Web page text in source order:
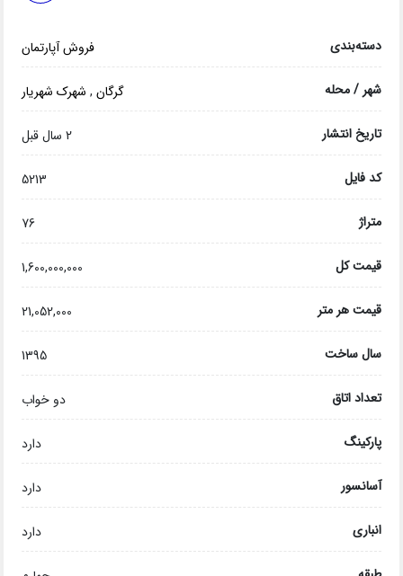
دسته‌بندی فروش آپارتمان
شهر / محله گرگان, شهرک شهریار
تاریخ انتشار 2 سال قبل
کد فایل 5213
متراژ 76
قیمت کل 1,600,000,000
قیمت هر متر 21,052,000
سال ساخت 1395
تعداد اتاق دو خواب
پارکینگ دارد
آسانسور دارد
انباری دارد